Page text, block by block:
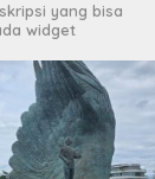
yang bisa
widget